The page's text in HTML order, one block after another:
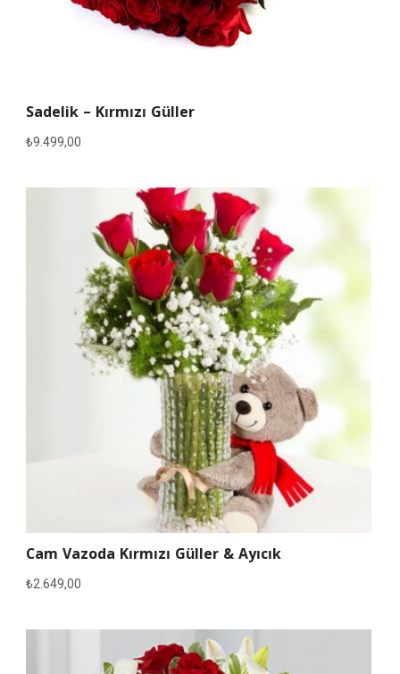
Sadelik – Kırmızı Güller
₺9.499,00
Cam Vazoda Kırmızı Güller & Ayıcık
₺2.649,00